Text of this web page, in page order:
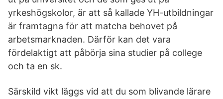
yrkeshögskolor, är att så kallade YH-utbildningar
är framtagna för att matcha behovet på
arbetsmarknaden. Därför kan det vara
fördelaktigt att påbörja sina studier på college
och ta en sk.
Särskild vikt läggs vid att du som blivande lärare